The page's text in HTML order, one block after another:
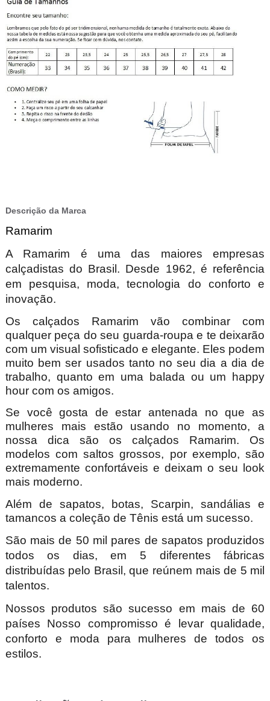
Descrição da Marca
Ramarim
A Ramarim é uma das maiores empresas
calçadistas do Brasil. Desde 1962, é referência
em pesquisa, moda, tecnologia do conforto e
inovação.
Os calçados Ramarim vão combinar com
qualquer peça do seu guarda-roupa e te deixarão
com um visual sofisticado e elegante. Eles podem
muito bem ser usados tanto no seu dia a dia de
trabalho, quanto em uma balada ou um happy
hour com os amigos.
Se você gosta de estar antenada no que as
mulheres mais estão usando no momento, a
nossa dica são os calçados Ramarim. Os
modelos com saltos grossos, por exemplo, são
extremamente confortáveis e deixam o seu look
mais moderno.
Além de sapatos, botas, Scarpin, sandálias e
tamancos a coleção de Tênis está um sucesso.
São mais de 50 mil pares de sapatos produzidos
todos os dias, em 5 diferentes fábricas
distribuídas pelo Brasil, que reúnem mais de 5 mil
talentos.
Nossos produtos são sucesso em mais de 60
países Nosso compromisso é levar qualidade,
conforto e moda para mulheres de todos os
estilos.